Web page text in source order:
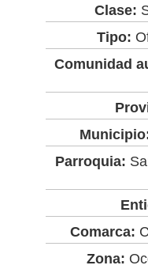
Clase:
Tipo:
Comunidad
Parroquia:
Comarca:
Zona: